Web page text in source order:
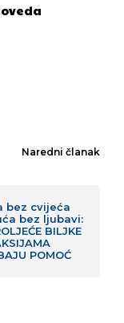
Naredni članak
bez cvijeća
bez ljubavi:
BILJKE
POMOĆ